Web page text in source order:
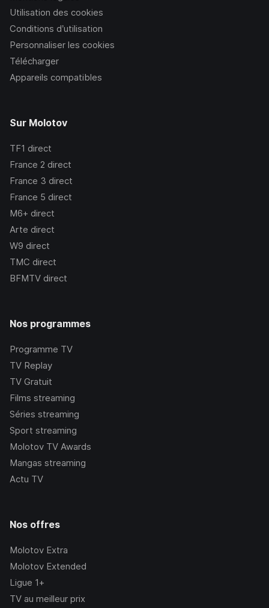
Utilisation des cookies
Conditions d’utilisation
Personnaliser les cookies
Télécharger
Appareils compatibles
Sur Molotov
TF1 direct
France 2 direct
France 3 direct
France 5 direct
M6+ direct
Arte direct
W9 direct
TMC direct
BFMTV direct
Nos programmes
Programme TV
TV Replay
TV Gratuit
Films streaming
Séries streaming
Sport streaming
Molotov TV Awards
Mangas streaming
Actu TV
Nos offres
Molotov Extra
Molotov Extended
Ligue 1+
TV au meilleur prix